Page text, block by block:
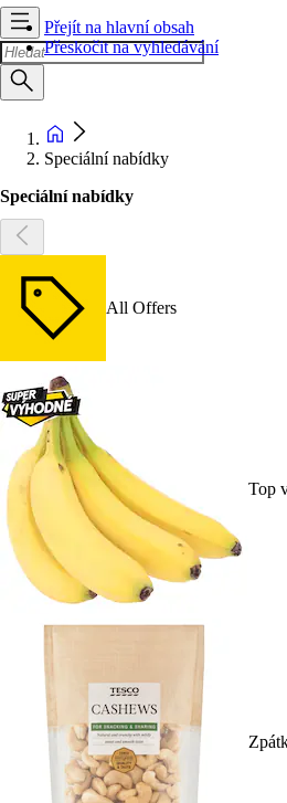
Přejít na hlavní obsah
Přeskočit na vyhledávání
Speciální nabídky
Speciální nabídky
All Offers
Top